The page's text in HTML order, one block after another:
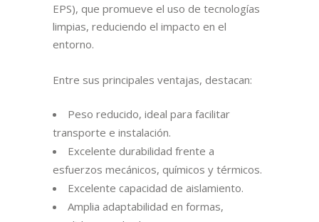
EPS), que promueve el uso de tecnologías
limpias, reduciendo el impacto en el
entorno.
Entre sus principales ventajas, destacan:
Peso reducido, ideal para facilitar
transporte e instalación.
Excelente durabilidad frente a
esfuerzos mecánicos, químicos y térmicos.
Excelente capacidad de aislamiento.
Amplia adaptabilidad en formas,